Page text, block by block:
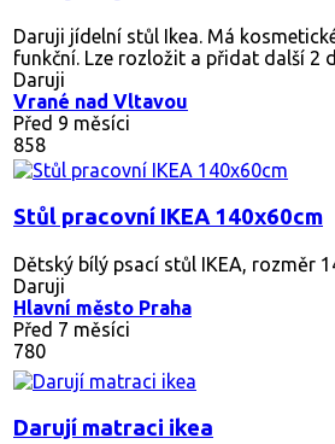
Daruji jídelní stůl Ikea. Má
funkční. Lze rozložit a přidat další 2
Daruji
Vrané nad Vltavou
Před 9 měsíci
858
Stůl pracovní IKEA 140x60cm
Dětský bílý psací stůl IKEA, rozměr
Daruji
Hlavní město Praha
Před 7 měsíci
780
Darují matraci ikea